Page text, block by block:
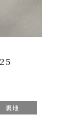
裏地